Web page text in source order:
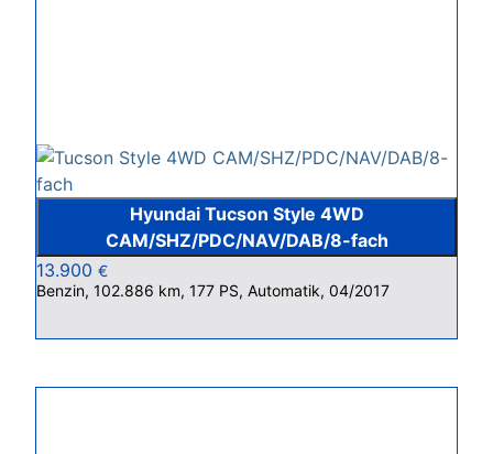
Hyundai Tucson Style 4WD
CAM/SHZ/PDC/NAV/DAB/8-fach
13.900 €
Benzin, 102.886 km, 177 PS, Automatik, 04/2017